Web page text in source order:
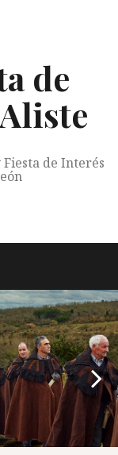
de
de Interés